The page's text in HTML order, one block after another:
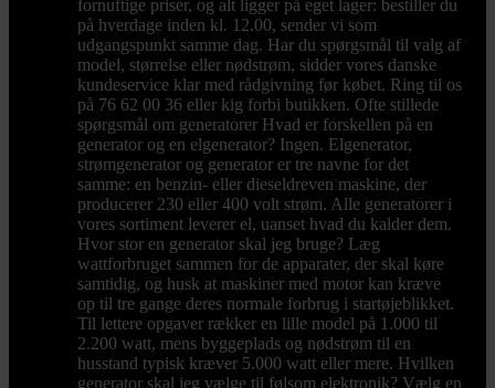
fornuftige priser, og alt ligger på eget lager: bestiller du
på hverdage inden kl. 12.00, sender vi som
udgangspunkt samme dag. Har du spørgsmål til valg af
model, størrelse eller nødstrøm, sidder vores danske
kundeservice klar med rådgivning før købet. Ring til os
på 76 62 00 36 eller kig forbi butikken. Ofte stillede
spørgsmål om generatorer Hvad er forskellen på en
generator og en elgenerator? Ingen. Elgenerator,
strømgenerator og generator er tre navne for det
samme: en benzin- eller dieseldreven maskine, der
producerer 230 eller 400 volt strøm. Alle generatorer i
vores sortiment leverer el, uanset hvad du kalder dem.
Hvor stor en generator skal jeg bruge? Læg
wattforbruget sammen for de apparater, der skal køre
samtidig, og husk at maskiner med motor kan kræve
op til tre gange deres normale forbrug i startøjeblikket.
Til lettere opgaver rækker en lille model på 1.000 til
2.200 watt, mens byggeplads og nødstrøm til en
husstand typisk kræver 5.000 watt eller mere. Hvilken
generator skal jeg vælge til følsom elektronik? Vælg en